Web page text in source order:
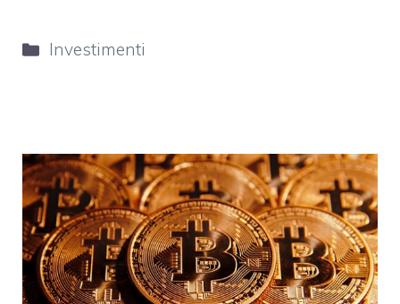
Categorie
Investimenti